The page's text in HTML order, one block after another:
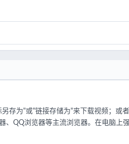
存为"或"链接存储为"来下载视频；或
、QQ浏览器等主流浏览器。在电脑上